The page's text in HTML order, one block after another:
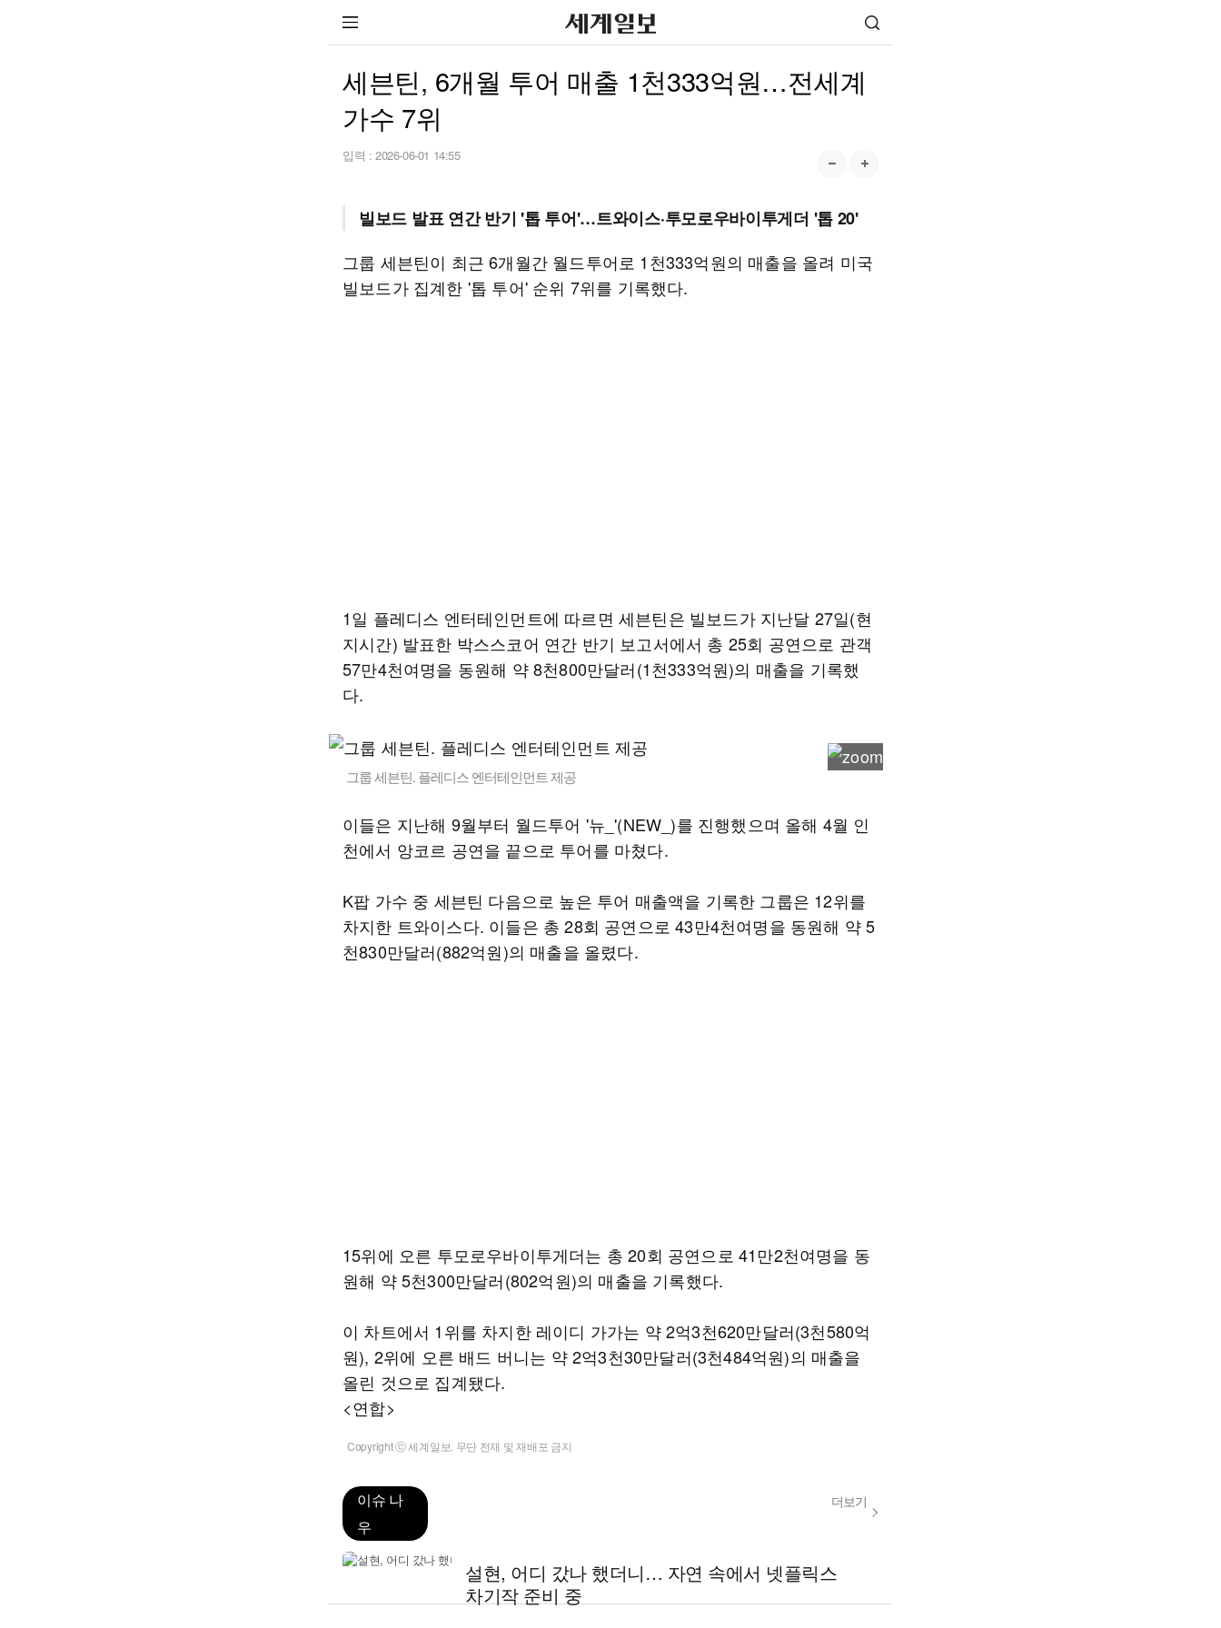
세븐틴, 6개월 투어 매출 1천333억원…전세계
가수 7위
입력 : 2026-06-01 14:55
빌보드 발표 연간 반기 '톱 투어'…트와이스·투모로우바이투게더 '톱 20'
그룹 세븐틴이 최근 6개월간 월드투어로 1천333억원의 매출을 올려 미국
빌보드가 집계한 '톱 투어' 순위 7위를 기록했다.
1일 플레디스 엔터테인먼트에 따르면 세븐틴은 빌보드가 지난달 27일(현
지시간) 발표한 박스스코어 연간 반기 보고서에서 총 25회 공연으로 관객
57만4천여명을 동원해 약 8천800만달러(1천333억원)의 매출을 기록했
다.
그룹 세븐틴. 플레디스 엔터테인먼트 제공
이들은 지난해 9월부터 월드투어 '뉴_'(NEW_)를 진행했으며 올해 4월 인
천에서 앙코르 공연을 끝으로 투어를 마쳤다.
K팝 가수 중 세븐틴 다음으로 높은 투어 매출액을 기록한 그룹은 12위를
차지한 트와이스다. 이들은 총 28회 공연으로 43만4천여명을 동원해 약 5
천830만달러(882억원)의 매출을 올렸다.
15위에 오른 투모로우바이투게더는 총 20회 공연으로 41만2천여명을 동
원해 약 5천300만달러(802억원)의 매출을 기록했다.
이 차트에서 1위를 차지한 레이디 가가는 약 2억3천620만달러(3천580억
원), 2위에 오른 배드 버니는 약 2억3천30만달러(3천484억원)의 매출을
올린 것으로 집계됐다.
<연합>
Copyright ⓒ 세계일보. 무단 전재 및 재배포 금지
이슈 나
우
더보기
설현, 어디 갔나 했더니… 자연 속에서 넷플릭스
차기작 준비 중